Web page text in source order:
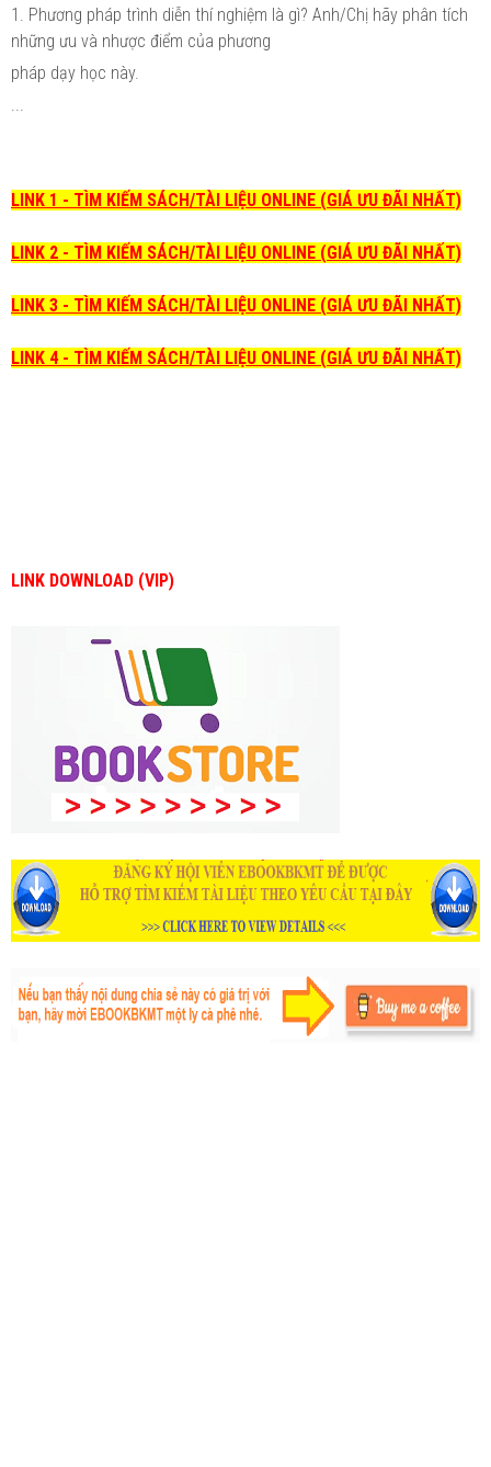
1. Phương pháp trình diễn thí nghiệm là gì? Anh/Chị hãy phân tích
những ưu và nhược điểm của phương
pháp dạy học này.
LINK 1 - TÌM KIẾM SÁCH/TÀI LIỆU ONLINE (GIÁ ƯU ĐÃI NHẤT)
LINK 2 - TÌM KIẾM SÁCH/TÀI LIỆU ONLINE (GIÁ ƯU ĐÃI NHẤT)
LINK 3 - TÌM KIẾM SÁCH/TÀI LIỆU ONLINE (GIÁ ƯU ĐÃI NHẤT)
LINK 4 - TÌM KIẾM SÁCH/TÀI LIỆU ONLINE (GIÁ ƯU ĐÃI NHẤT)
LINK DOWNLOAD (VIP)